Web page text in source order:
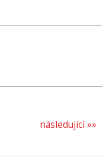
následující »»